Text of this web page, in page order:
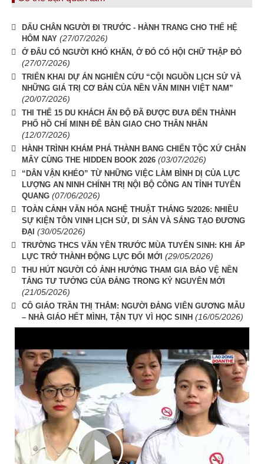
DẤU CHÂN NGƯỜI ĐI TRƯỚC - HÀNH TRANG CHO THẾ HỆ
HÔM NAY (27/07/2026)
Ở ĐÂU CÓ NGƯỜI KHÓ KHĂN, Ở ĐÓ CÓ HỘI CHỮ THẬP ĐỎ
(27/07/2026)
TRIỂN KHAI DỰ ÁN NGHIÊN CỨU “CỘI NGUỒN LỊCH SỬ VÀ
NHỮNG GIÁ TRỊ CƠ BẢN CỦA NỀN VĂN MINH VIỆT NAM”
(20/07/2026)
THI THỂ 15 DU KHÁCH ẤN ĐỘ ĐÃ ĐƯỢC ĐƯA ĐẾN THÀNH
PHỐ HỒ CHÍ MINH ĐỂ BÀN GIAO CHO THÂN NHÂN
(12/07/2026)
HÀNH TRÌNH KHÁM PHÁ THÀNH BANG CHIẾN TỘC XỨ CHÂN
MÂY CÙNG THE HIDDEN BOOK 2026 (03/07/2026)
“DÂN VẬN KHÉO” TỪ NHỮNG VIỆC LÀM BÌNH DỊ CỦA LỰC
LƯỢNG AN NINH CHÍNH TRỊ NỘI BỘ CÔNG AN TỈNH TUYÊN
QUANG (07/06/2026)
TOÀN CẢNH VĂN HÓA NGHỆ THUẬT THÁNG 5/2026: NHIỀU
SỰ KIỆN TÔN VINH LỊCH SỬ, DI SẢN VÀ SÁNG TẠO ĐƯƠNG
ĐẠI (30/05/2026)
TRƯỜNG THCS VĂN YÊN TRƯỚC MÙA TUYỂN SINH: KHI ÁP
LỰC TRỞ THÀNH ĐỘNG LỰC ĐỔI MỚI (29/05/2026)
THU HÚT NGƯỜI CÓ ẢNH HƯỞNG THAM GIA BẢO VỆ NỀN
TẢNG TƯ TƯỞNG CỦA ĐẢNG TRONG KỶ NGUYÊN MỚI
(21/05/2026)
CÔ GIÁO TRẦN THỊ THẮM: NGƯỜI ĐẢNG VIÊN GƯƠNG MẪU
– NHÀ GIÁO HẾT MÌNH, TẬN TỤY VÌ HỌC SINH (16/05/2026)